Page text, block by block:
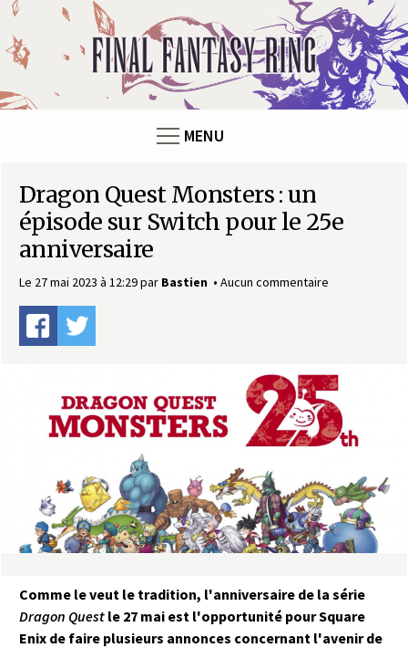
F
n
R
MENU
Dragon Quest Monsters : un
épisode sur Switch pour le 25e
anniversaire
Le 27 mai 2023 à 12:29par Bastien Aucun commentaire
Comme le veut le tradition, l'anniversaire de la série
Dragon Quest le 27 mai est l'opportunité pour Square
Enix de faire plusieurs annonces concernant l'avenir de
Panneau de gestion des cookies